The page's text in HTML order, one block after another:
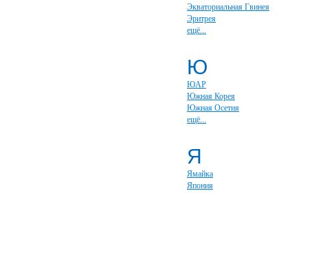
Экваториальная Гвинея
Эритрея
ещё...
Ю
ЮАР
Южная Корея
Южная Осетия
ещё...
Я
Ямайка
Япония